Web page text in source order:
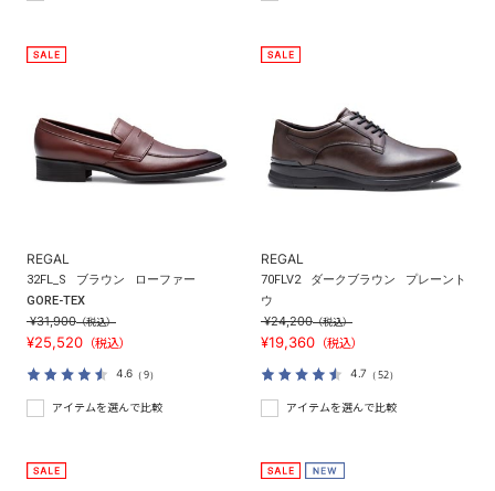
REGAL
32FL_S ブラウン
ローファー
GORE-TEX
¥31,900（税込）
¥25,520 （税込）
4.6 （9）
アイテムを選んで比較
REGAL
70FLV2 ダークブラウン
プレーント
ウ
¥24,200（税込）
¥19,360 （税込）
4.7 （52）
アイテムを選んで比較